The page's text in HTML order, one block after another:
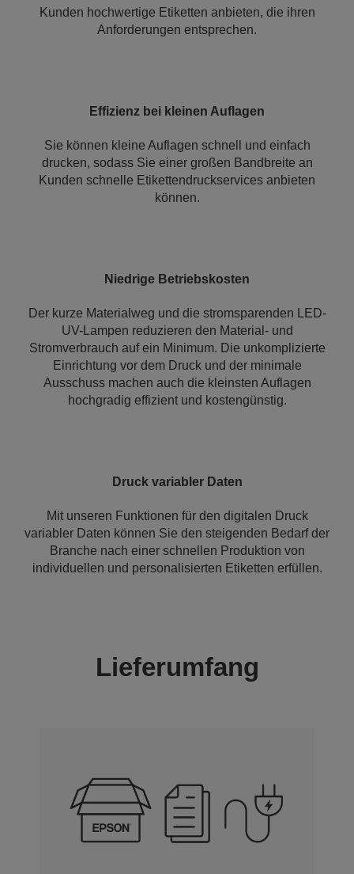
Kunden hochwertige Etiketten anbieten, die ihren
Anforderungen entsprechen.
Effizienz bei kleinen Auflagen
Sie können kleine Auflagen schnell und einfach
drucken, sodass Sie einer großen Bandbreite an
Kunden schnelle Etikettendruckservices anbieten
können.
Niedrige Betriebskosten
Der kurze Materialweg und die stromsparenden LED-
UV-Lampen reduzieren den Material- und
Stromverbrauch auf ein Minimum. Die unkomplizierte
Einrichtung vor dem Druck und der minimale
Ausschuss machen auch die kleinsten Auflagen
hochgradig effizient und kostengünstig.
Druck variabler Daten
Mit unseren Funktionen für den digitalen Druck
variabler Daten können Sie den steigenden Bedarf der
Branche nach einer schnellen Produktion von
individuellen und personalisierten Etiketten erfüllen.
Lieferumfang